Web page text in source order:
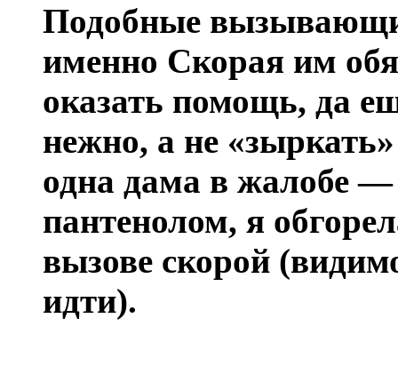
Подобные
именно Скорая им
оказать помощь, да
нежно, а не
одна дама в жалобе —
пантенолом, я
вызове скорой
идти).